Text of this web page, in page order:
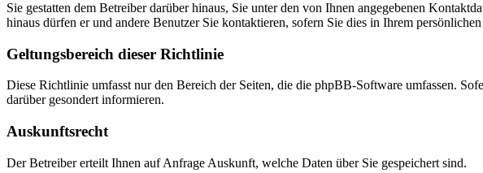
Sie gestatten dem Betreiber darüber hinaus, Sie unter den von Ihnen angegebenen
hinaus dürfen er und andere Benutzer Sie kontaktieren, sofern Sie dies in Ihrem
Geltungsbereich dieser Richtlinie
Diese Richtlinie umfasst nur den Bereich der Seiten, die die phpBB-Software umfassen.
darüber gesondert informieren.
Auskunftsrecht
Der Betreiber erteilt Ihnen auf Anfrage Auskunft, welche Daten über Sie gespeichert sind.